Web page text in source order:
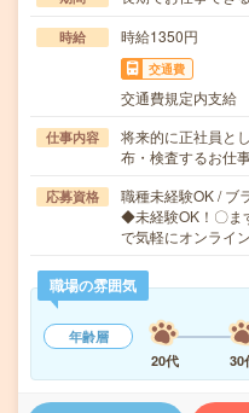
時給 時給1350円
交通費
交通費規定内支給
仕事内容
将来的に正社員と
布・検査するお仕
応募資格
職種未経験OK / ブ
◆未経験OK！〇ま
で気軽にオンライ
職場の雰囲気
年齢層
20代
30